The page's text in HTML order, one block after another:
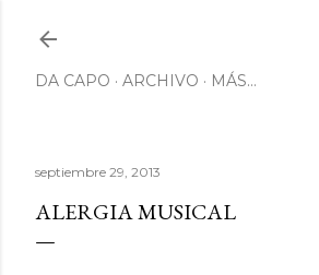
DA CAPO ARCHIVO MÁS…
septiembre 29, 2013
ALERGIA MUSICAL